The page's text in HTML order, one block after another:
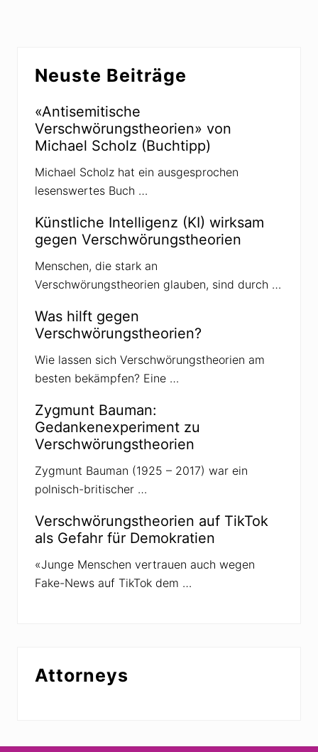
f
ü
w
e
i
t
e
e
A
b
ä
n
g
g
e
t
v
o
r
u
s
s
c
h
e
E
r
d
a
s
?
Neuste Beiträge
«Antisemitische
Verschwörungstheorien» von
Michael Scholz (Buchtipp)
Michael Scholz hat ein ausgesprochen
lesenswertes Buch …
Künstliche Intelligenz (KI) wirksam
gegen Verschwörungstheorien
Menschen, die stark an
Verschwörungstheorien glauben, sind durch …
Was hilft gegen
Verschwörungstheorien?
Wie lassen sich Verschwörungstheorien am
besten bekämpfen? Eine …
Zygmunt Bauman:
Gedankenexperiment zu
Verschwörungstheorien
Zygmunt Bauman (1925 – 2017) war ein
polnisch-britischer …
Verschwörungstheorien auf TikTok
als Gefahr für Demokratien
«Junge Menschen vertrauen auch wegen
Fake-News auf TikTok dem …
Attorneys